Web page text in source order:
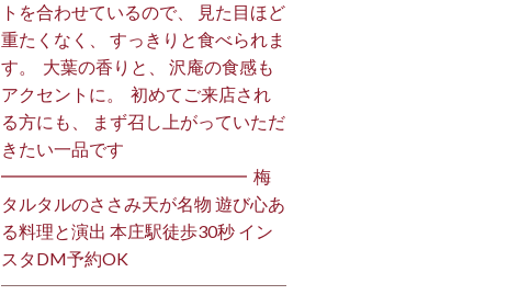
トを合わせているので、 見た目ほど
重たくなく、 すっきりと食べられま
す。 ⁡ 大葉の香りと、 沢庵の食感も
アクセントに。 ⁡ 初めてご来店され
る方にも、 まず召し上がっていただ
きたい一品です️ ⁡
━━━━━━━━━━━━━━ ⁡ 梅
タルタルのささみ天が名物 遊び心あ
る料理と演出 本庄駅徒歩30秒 イン
スタDM予約OK ⁡